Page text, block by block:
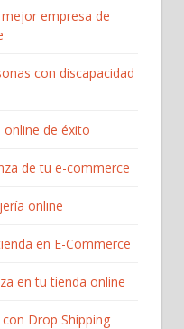
empresa de
con discapacidad
online de éxito
de tu e-commerce
online
en E-Commerce
en tu tienda online
Drop Shipping